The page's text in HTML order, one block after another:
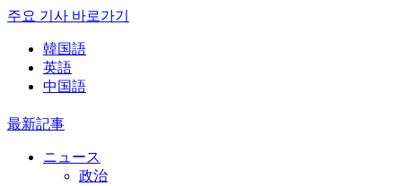
주요 기사 바로가기
韓国語
英語
中国語
最新記事
ニュース
政治